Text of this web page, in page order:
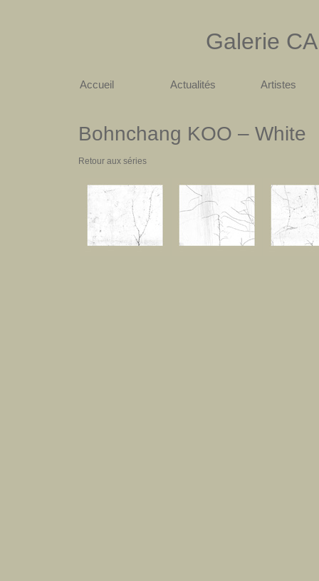
Galerie
Accueil Actualités Artistes
Bohnchang KOO – White
Retour aux séries